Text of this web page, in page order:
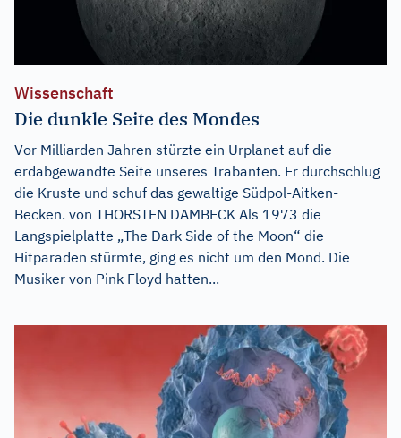
Wissenschaft
Die dunkle Seite des Mondes
Vor Milliarden Jahren stürzte ein Urplanet auf die
erdabgewandte Seite unseres Trabanten. Er durchschlug
die Kruste und schuf das gewaltige Südpol-Aitken-
Becken. von THORSTEN DAMBECK Als 1973 die
Langspielplatte „The Dark Side of the Moon“ die
Hitparaden stürmte, ging es nicht um den Mond. Die
Musiker von Pink Floyd hatten...